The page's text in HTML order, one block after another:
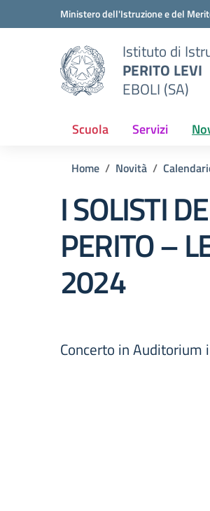
Vai ai contenuti
Vai al menu di navigazioneMinistero dell'Istruzione e del
Istituto di
PERITO LEVI
EBOLI (SA)
Scuola Servizi
Home Novità
I SOLISTI
PERITO –
2024
Concerto in